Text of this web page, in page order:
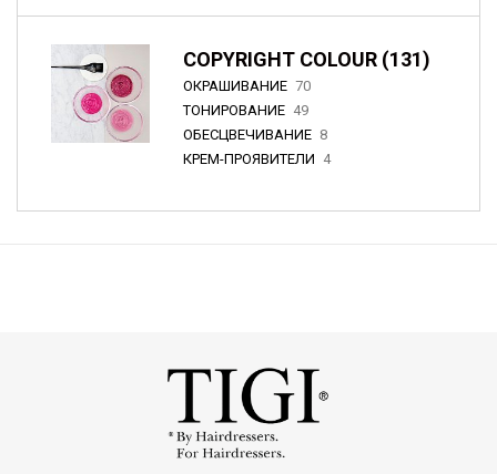
COPYRIGHT COLOUR (131)
ОКРАШИВАНИЕ 70
ТОНИРОВАНИЕ 49
ОБЕСЦВЕЧИВАНИЕ 8
КРЕМ-ПРОЯВИТЕЛИ 4